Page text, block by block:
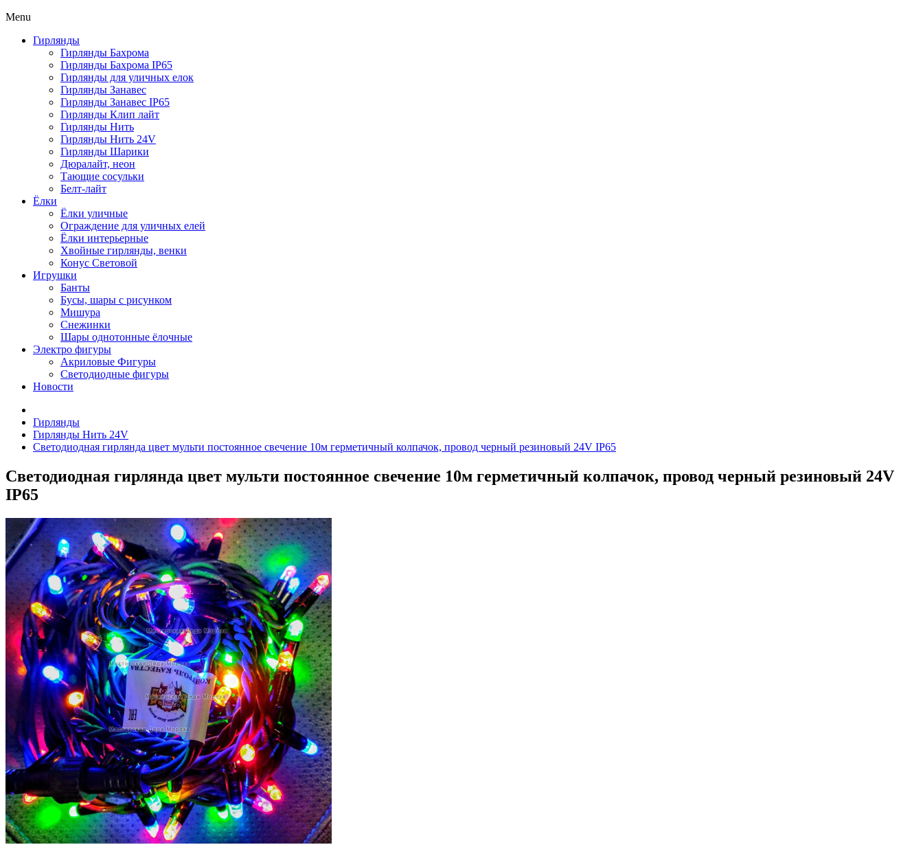
Menu
Гирлянды
Гирлянды Бахрома
Гирлянды Бахрома IP65
Гирлянды для уличных елок
Гирлянды Занавес
Гирлянды Занавес IP65
Гирлянды Клип лайт
Гирлянды Нить
Гирлянды Нить 24V
Гирлянды Шарики
Дюралайт, неон
Тающие сосульки
Белт-лайт
Ёлки
Ёлки уличные
Ограждение для уличных елей
Ёлки интерьерные
Хвойные гирлянды, венки
Конус Световой
Игрушки
Банты
Бусы, шары с рисунком
Мишура
Снежинки
Шары однотонные ёлочные
Электро фигуры
Акриловые Фигуры
Светодиодные фигуры
Новости
Гирлянды
Гирлянды Нить 24V
Светодиодная гирлянда цвет мульти постоянное свечение 10м герметичный колпачок, провод черный резиновый 24V IP65
Светодиодная гирлянда цвет мульти постоянное свечение 10м герметичный колпачок, провод черный резиновый 24V
IP65